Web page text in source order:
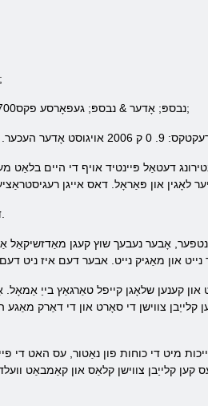
האַרד דרייוו: 1.3 גיגאבייט - 2 גיגאבייט פון פּאָטער פּלאַץ אָדער מער;
ווידעא: געפאָרסע מקס400 (32m) & נבספּ; אָדער & נבספּ; געפאָרסע פקס5700 / אַטי ראַדעאָן 9600 (128ם);
דעטאַל פּיינטיד אויף די היים בלאַט
אָבער נעבעך שוץ קעגן
קענען שלאָגן קייפל טאַרגאַץ בייַ אַמאָל.
קלאַס מאַגיסיאַן און ריטשינג אַרויף צו 15 מדרגה, עס קען קלייַבן
מיט די כוחות פון נאַטור, עס האט די
אָנליין וועלדערער באַזע קלאַס און ריטשינג אַרויף צו 15 מדרגה, עס